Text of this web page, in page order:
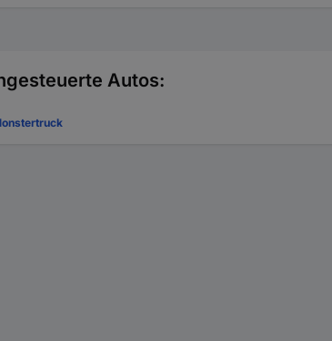
Autos: